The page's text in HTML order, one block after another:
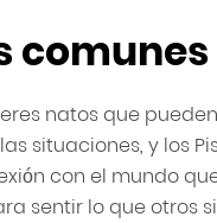
comunes
natos que
situaciones, y los
con el mundo
sentir lo que otros